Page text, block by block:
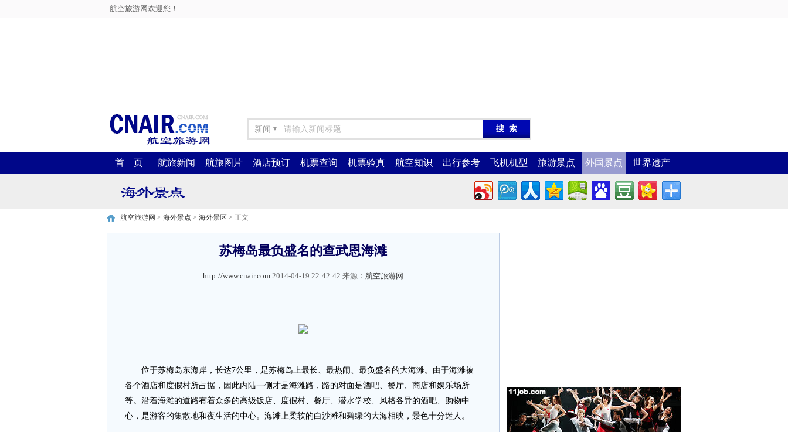
航空旅游网欢迎您！
新闻 ▼
首 页 航旅新闻 航旅图片 酒店预订 机票查询 机票验真 航空知识 出行参考 飞机机型 旅游景点 外国景点 世界遗产
航空旅游网 > 海外景点 > 海外景区 > 正文
苏梅岛最负盛名的查武恩海滩
http://www.cnair.com 2014-04-19 22:42:42 来源： 航空旅游网
位于苏梅岛东海岸，长达7公里，是苏梅岛上最长、最热闹、最负盛名的大海滩。由于海滩被
各个酒店和度假村所占据，因此内陆一侧才是海滩路，路的对面是酒吧、餐厅、商店和娱乐场所
等。沿着海滩的道路有着众多的高级饭店、度假村、餐厅、潜水学校、风格各异的酒吧、购物中
心，是游客的集散地和夜生活的中心。海滩上柔软的白沙滩和碧绿的大海相映，景色十分迷人。